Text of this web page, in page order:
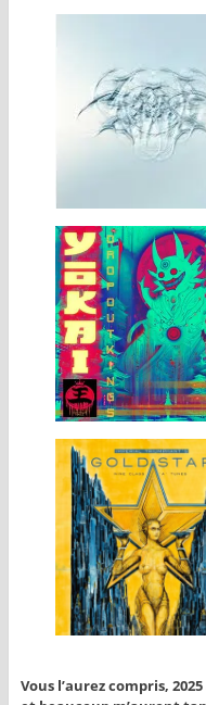
Vous l’aurez compris,